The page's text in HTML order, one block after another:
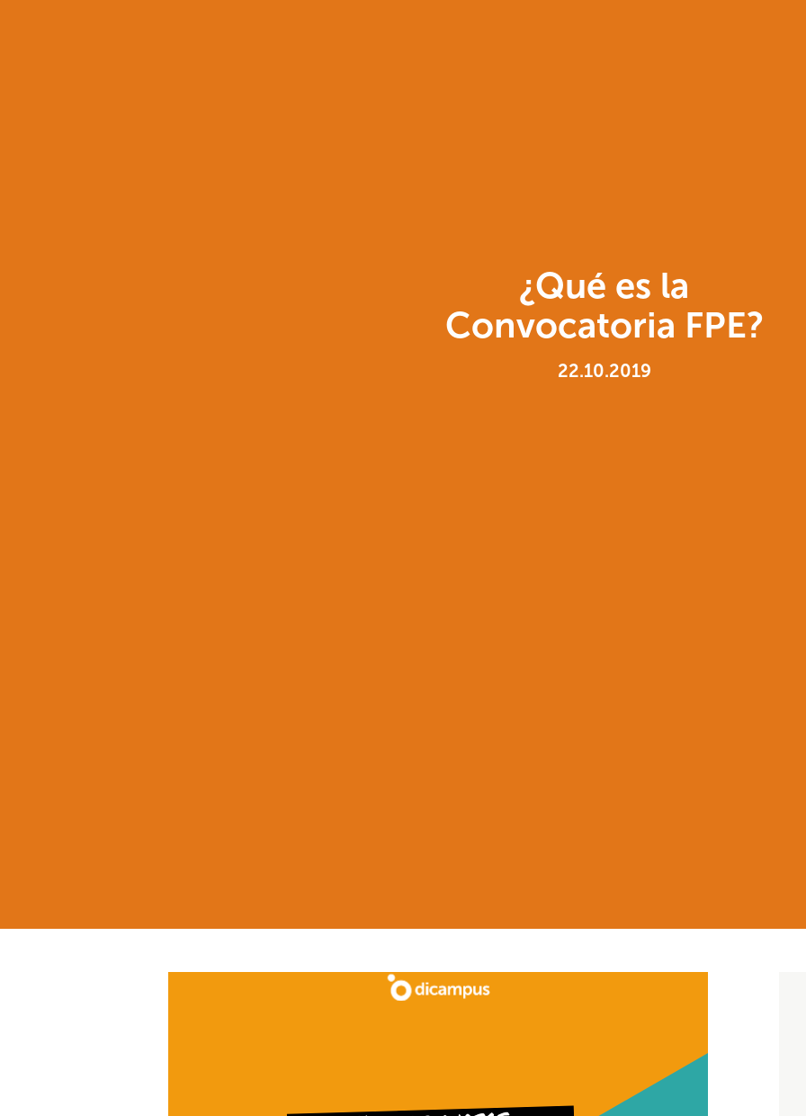
¿Qué es la
Convocatoria FPE?
22.10.2019